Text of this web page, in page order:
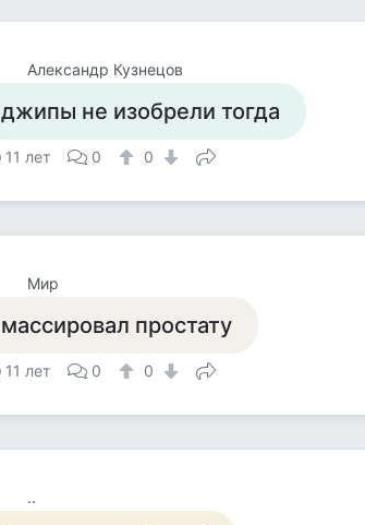
Александр Кузнецов
джипы не изобрели тогда
11 лет 0 0
Мир
массировал простату
11 лет 0 0
..